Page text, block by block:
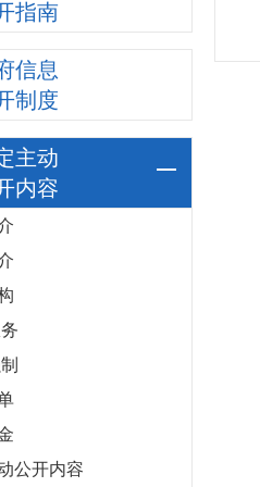
指南
信息
制度
主动
内容
公开内容